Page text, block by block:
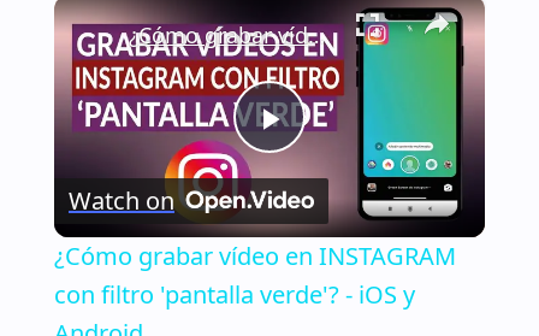
Play
Video
¿Cómo grabar vídeo en INSTAGRAM con filtro 'pantalla verde'? - iOS y Android
Watch on
¿Cómo grabar vídeo en INSTAGRAM
con filtro 'pantalla verde'? - iOS y